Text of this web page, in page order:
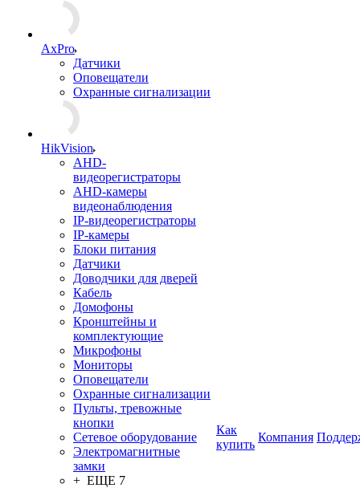
AxPro
Датчики
Оповещатели
Охранные сигнализации
HikVision
AHD-
видеорегистраторы
AHD-камеры
видеонаблюдения
IP-видеорегистраторы
IP-камеры
Блоки питания
Датчики
Доводчики для дверей
Кабель
Домофоны
Кронштейны и
комплектующие
Микрофоны
Мониторы
Оповещатели
Охранные сигнализации
Пульты, тревожные
кнопки
Сетевое оборудование
Электромагнитные
замки
+ ЕЩЕ 7
Как
купить
Компания